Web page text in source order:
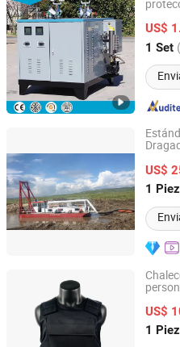
US$
1 Set
Qingdao Xingfu Energy
Shandong, China
US$
1
Qingdao Jinmeng Ship
Shandong, China
US$
1
Jingjiang Guorun Police
Jiangsu, China